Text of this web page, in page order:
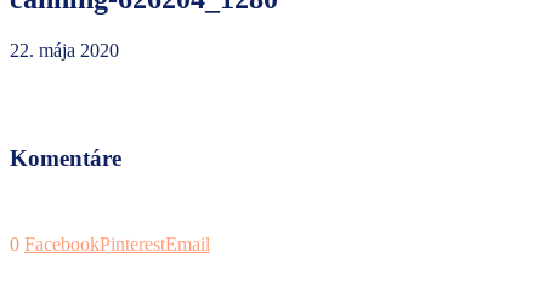
22. mája 2020
Komentáre
0 FacebookPinterestEmail